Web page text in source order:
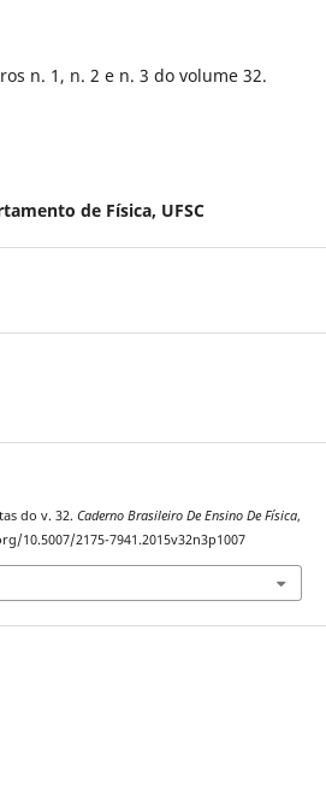
n. 1, n. 2 e n. 3 do volume 32.
de Física, UFSC
do v. 32. Caderno Brasileiro De Ensino De Física,
10.5007/2175-7941.2015v32n3p1007